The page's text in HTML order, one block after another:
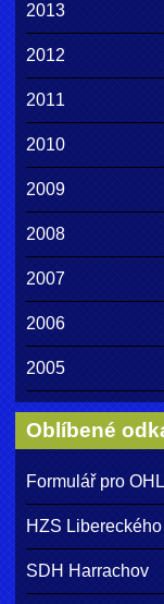
2013
2012
2011
2010
2009
2008
2007
2006
2005
Oblíbené
Formulář pro
HZS
SDH Harrachov